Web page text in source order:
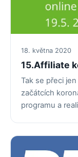
18. května 2020
15.Affiliate
Tak se přeci
začátcích
programu a